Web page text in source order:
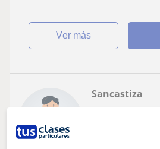
ver más
Sancastiza